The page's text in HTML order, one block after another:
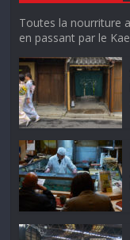
Toutes la nourriture
en passant par le